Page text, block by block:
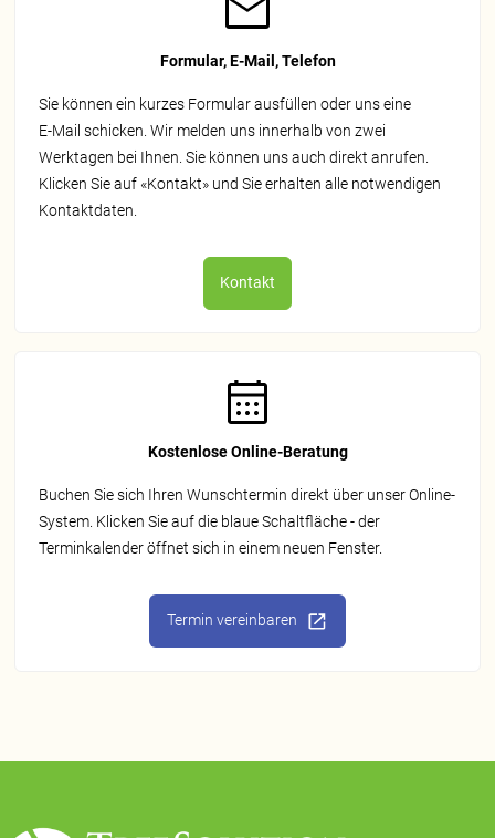
Formular, E-Mail, Telefon
Sie können ein kurzes Formular ausfüllen oder uns eine
E‑Mail schicken. Wir melden uns innerhalb von zwei
Werktagen bei Ihnen. Sie können uns auch direkt anrufen.
Klicken Sie auf «Kontakt» und Sie erhalten alle notwendigen
Kontaktdaten.
Kontakt
Kostenlose Online-Beratung
Buchen Sie sich Ihren Wunschtermin direkt über unser Online-
System. Klicken Sie auf die blaue Schaltfläche - der
Terminkalender öffnet sich in einem neuen Fenster.
Termin vereinbaren